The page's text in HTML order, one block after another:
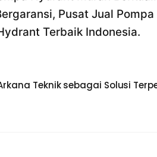
Pusat Jual
Terbaik Indonesia.
Teknik sebagai Solusi